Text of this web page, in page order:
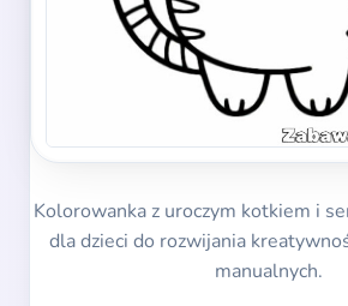
Kolorowanka z uroczym kotkiem i
dla dzieci do rozwijania
manualnych.